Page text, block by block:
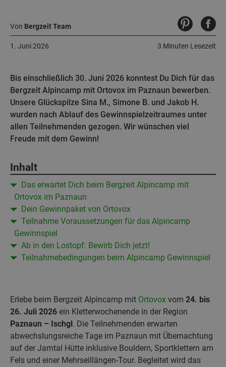
Von Bergzeit Team
3 Minuten Lesezeit
1. Juni 2026
Bis einschließlich 30. Juni 2026 konntest Du Dich für das
Bergzeit Alpincamp mit Ortovox im Paznaun bewerben.
Unsere Glückspilze Sina M., Simone B. und Jakob H.
wurden nach Ablauf des Gewinnspielzeitraumes unter
allen Teilnehmenden gezogen. Wir wünschen viel
Freude mit dem Gewinn!
Inhalt
Das erwartet Dich beim Bergzeit Alpincamp mit
Ortovox im Paznaun
Dein Gewinnpaket von Ortovox
Teilnahme Voraussetzungen für das Alpincamp
Gewinnspiel
Ab in den Lostopf: Bewirb Dich jetzt!
Teilnahmebedingungen beim Alpincamp Gewinnspiel
Erlebe beim Bergzeit Alpincamp mit Ortovox vom 24. bis
26. Juli 2026 ein Kletterwochenende in der Region
Paznaun – Ischgl. Die Teilnehmenden erwarten
abwechslungsreiche Tage im Paznaun mit Übernachtung
auf der Jamtal Hütte inklusive Bouldern, Sportklettern am
Fels und einer Mehrseillängen-Tour. Begleitet wird das